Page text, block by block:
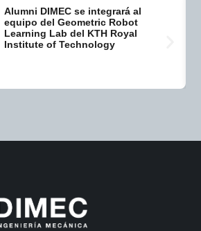
Alumni DIMEC se integrará al
equipo del Geometric Robot
Learning Lab del KTH Royal
Institute of Technology